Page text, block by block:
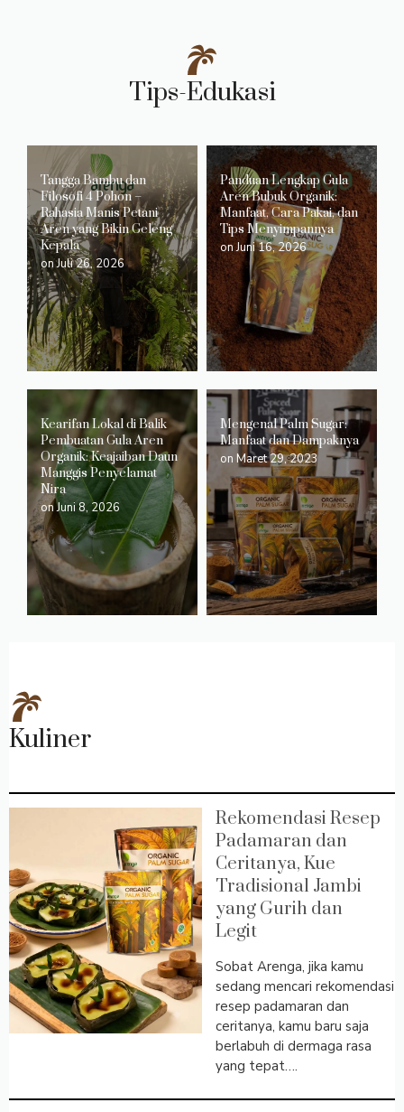
Tips-Edukasi
Tangga Bambu dan
Filosofi 4 Pohon –
Rahasia Manis Petani
Aren yang Bikin Geleng
Kepala
onJuli 26, 2026
Panduan Lengkap Gula
Aren Bubuk Organik:
Manfaat, Cara Pakai, dan
Tips Menyimpannya
onJuni 16, 2026
Kearifan Lokal di Balik
Pembuatan Gula Aren
Organik: Keajaiban Daun
Manggis Penyelamat
Nira
onJuni 8, 2026
Mengenal Palm Sugar:
Manfaat dan Dampaknya
on Maret 29, 2023
Kuliner
Rekomendasi Resep
Padamaran dan
Ceritanya, Kue
Tradisional Jambi
yang Gurih dan
Legit
Sobat Arenga, jika kamu
sedang mencari rekomendasi
resep padamaran dan
ceritanya, kamu baru saja
berlabuh di dermaga rasa
yang tepat….